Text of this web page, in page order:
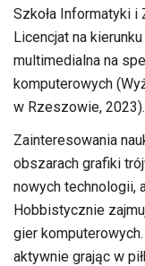
Szkoła Informatyki
Licencjat na
multimedialna na
komputerowych
w Rzeszowie, 2023).
Zainteresowania
obszarach grafiki
nowych technologii,
Hobbistycznie
gier
aktywnie grając w